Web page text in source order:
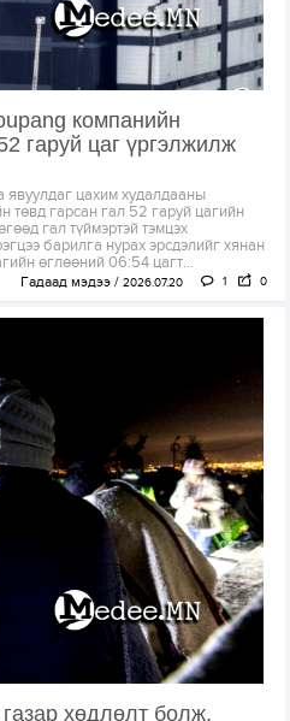
компанийн
гаруй цаг үргэлжилж
явуулдаг цахим худалдааны
төвд гарсан гал 52 гаруй цагийн
гал түймэртэй тэмцэх
барилга нурах эрсдэлийг хянан
өглөөний 06:54 цагт...
Гадаад мэдээ 2026.07.20 1 0
хөдлөлт болж,